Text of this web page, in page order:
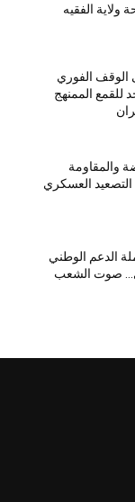
ولاية الفقيه
الوقف الفوري
للقمع الممنهج
والمقاومة
التصعيد العسكري
الدعم الوطني
صوت الشعب